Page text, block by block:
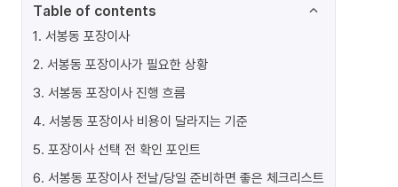
Table of contents
1. 서봉동 포장이사
2. 서봉동 포장이사가 필요한 상황
3. 서봉동 포장이사 진행 흐름
4. 서봉동 포장이사 비용이 달라지는 기준
5. 포장이사 선택 전 확인 포인트
6. 서봉동 포장이사 전날/당일 준비하면 좋은 체크리스트